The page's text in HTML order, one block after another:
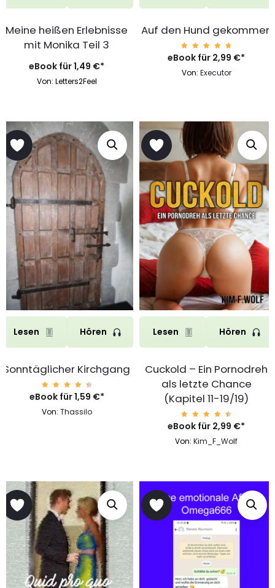
Meine heißen Erlebnisse
mit Monika Teil 3
eBook für1,49 €*
Von: Letters2Feel
Auf den Hund gekommen
Bewert
et mit
von 5
eBook für 2,99 €*
Von: Executor
Lesen Hören
Sonntäglicher Kirchgang
Bewert
et mit
von 5
eBook für1,59 €*
Von: Thassilo
Lesen Hören
Cuckold – Ein Pornodreh
als letzte Chance
(Kapitel 11-19/19)
Bewert
et mit
von 5
eBook für 2,99 €*
Von:Kim_F_Wolf